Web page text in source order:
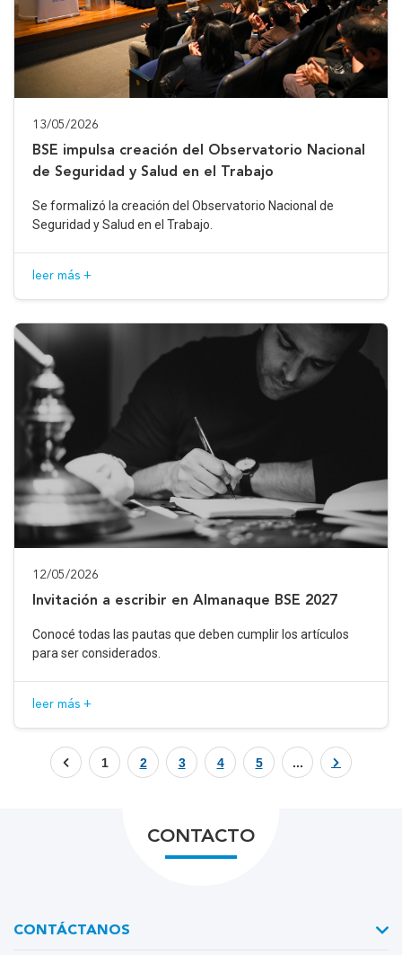
13/05/2026
BSE impulsa creación del Observatorio Nacional
de Seguridad y Salud en el Trabajo
Se formalizó la creación del Observatorio Nacional de
Seguridad y Salud en el Trabajo.
leer más +
12/05/2026
Invitación a escribir en Almanaque BSE 2027
Conocé todas las pautas que deben cumplir los artículos
para ser considerados.
leer más +
1 2 3 4 5 ...
CONTACTO
CONTÁCTANOS